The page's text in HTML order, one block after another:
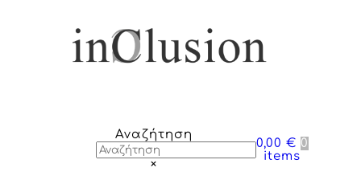
Αναζήτηση
×
0,00 € 0
items